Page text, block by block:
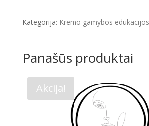
edukacija
Kategorija: Kremo gamybos edukacijos
Panašūs produktai
Akcija!